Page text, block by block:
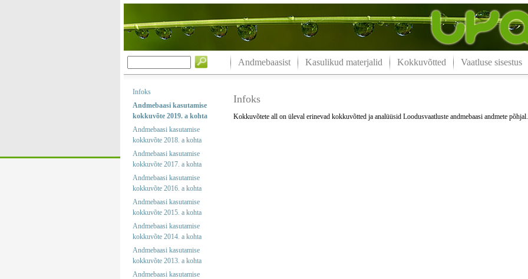
Andmebaasist Kasulikud materjalid Kokkuvõtted Vaatluse sisestus
Infoks
Andmebaasi kasutamise
kokkuvõte 2019. a kohta
Andmebaasi kasutamise
kokkuvõte 2018. a kohta
Andmebaasi kasutamise
kokkuvõte 2017. a kohta
Andmebaasi kasutamise
kokkuvõte 2016. a kohta
Andmebaasi kasutamise
kokkuvõte 2015. a kohta
Andmebaasi kasutamise
kokkuvõte 2014. a kohta
Andmebaasi kasutamise
kokkuvõte 2013. a kohta
Andmebaasi kasutamise
Infoks
Kokkuvõtete all on üleval erinevad kokkuvõtted ja analüüsid Loodusvaatluste andmebaasi andmete põhjal.